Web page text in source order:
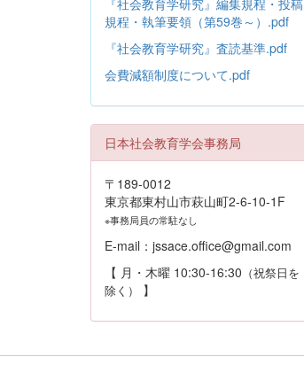
規程・執筆要領（第59巻～）.pdf
『社会教育学研究』査読基準.pdf
会費減額制度について.pdf
日本社会教育学会事務局
〒189-0012
東京都東村山市萩山町2-6-10-1F
※事務局員の常駐なし
E-mail：jssace.office@gmail.com
【 月・木曜 10:30-16:30 （祝祭日を
除く）
】